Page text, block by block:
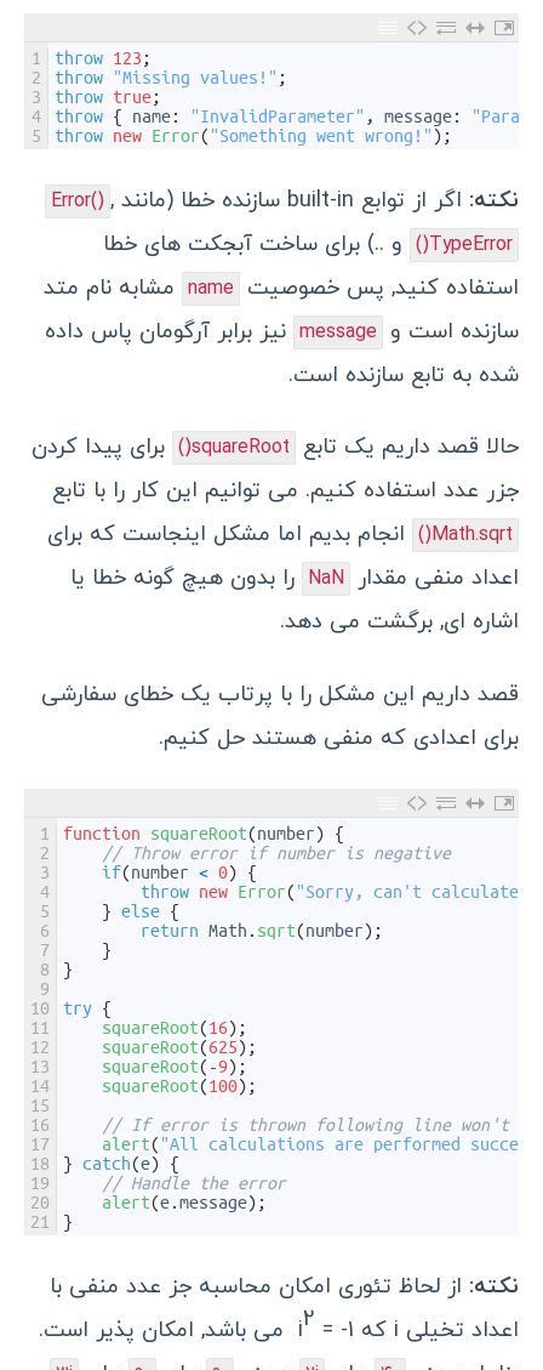
1
2
3
4
5
throw 123 ;
throw
"Missing values!" ;
throw true;
throw { name: "InvalidParameter" , message:
throw new Error( "Something went wrong!" ) ;
نکته: اگر از توابع built-in سازنده خطا (مانند Error() ,
TypeError()
و ..) برای ساخت آبجکت های خطا
استفاده کنید, پس خصوصیت name مشابه نام متد
سازنده است و message نیز برابر آرگومان پاس داده
شده به تابع سازنده است.
حالا قصد داریم یک تابع squareRoot()
برای پیدا کردن
جزر عدد استفاده کنیم. می توانیم این کار را با تابع
Math.sqrt()
انجام بدیم اما مشکل اینجاست که برای
اعداد منفی مقدار
NaN را بدون هیچ گونه خطا یا
اشاره ای, برگشت می دهد.
قصد داریم این مشکل را با پرتاب یک خطای سفارشی
برای اعدادی که منفی هستند حل کنیم.
1
2
3
4
5
6
7
8
9
10
11
12
13
14
15
16
17
18
19
20
21
function squareRoot(number)
{
// Throw error if number is negative
if(number < 0)
{
throw new Error( "Sorry, can't calculate
} else {
return Math . sqrt(number) ;
}
}
try {
squareRoot(16) ;
squareRoot(625) ;
squareRoot( -9) ;
squareRoot(100) ;
// If error is thrown following line won't
alert( "All calculations are performed
} catch(e)
{
// Handle the error
alert(e.message) ;
}
نکته: از لحاظ تئوری امکان محاسبه جز عدد منفی با
اعداد تخیلی i که
i2
= -1 می باشد, امکان پذیر است.